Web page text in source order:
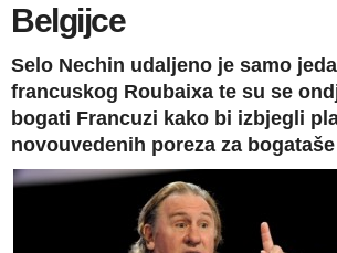
Belgijce
Selo Nechin udaljeno je samo
francuskog Roubaixa te su se
bogati Francuzi kako bi izbjegli
novouvedenih poreza za bogataše